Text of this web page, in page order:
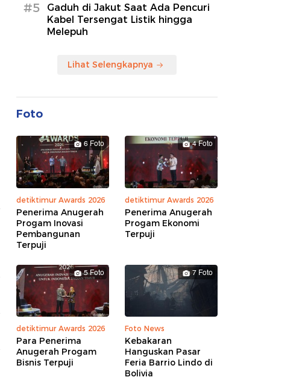
#5
Gaduh di Jakut Saat Ada Pencuri
Kabel Tersengat Listik hingga
Melepuh
Lihat Selengkapnya
Foto
6 Foto
detiktimur Awards 2026
Penerima Anugerah
Progam Inovasi
Pembangunan
Terpuji
4 Foto
detiktimur Awards 2026
Penerima Anugerah
Progam Ekonomi
Terpuji
5 Foto
detiktimur Awards 2026
Para Penerima
Anugerah Progam
Bisnis Terpuji
7 Foto
Foto News
Kebakaran
Hanguskan Pasar
Feria Barrio Lindo di
Bolivia